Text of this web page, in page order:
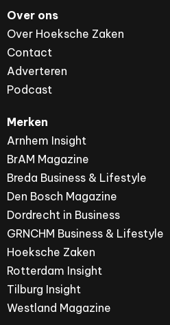
Over ons
Over Hoeksche Zaken
Contact
Adverteren
Podcast
Merken
Arnhem Insight
BrAM Magazine
Breda Business & Lifestyle
Den Bosch Magazine
Dordrecht in Business
GRNCHM Business & Lifestyle
Hoeksche Zaken
Rotterdam Insight
Tilburg Insight
Westland Magazine